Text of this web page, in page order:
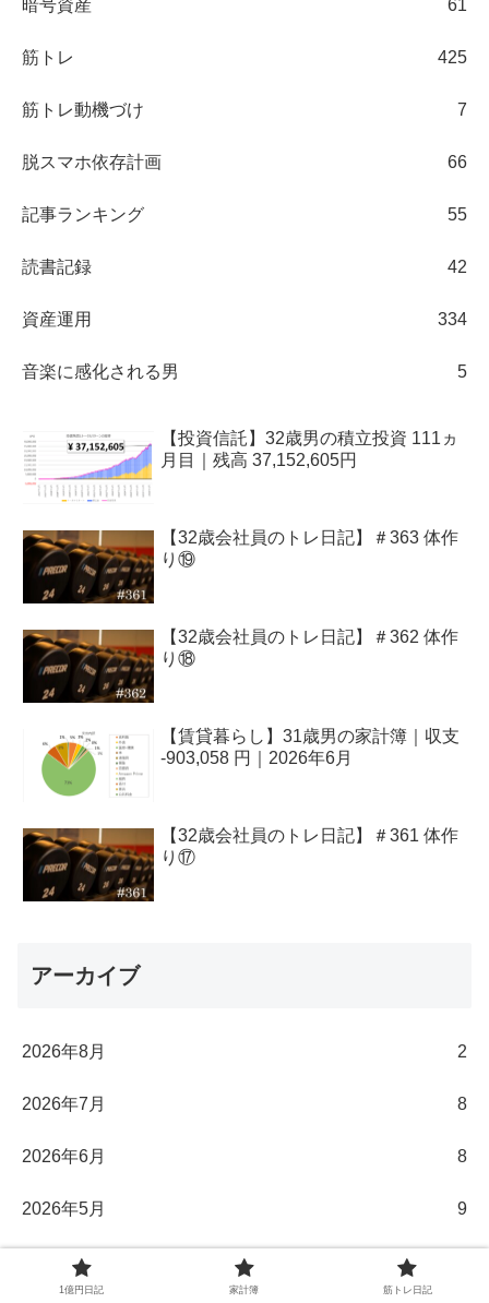
暗号資産 61
筋トレ 425
筋トレ動機づけ 7
脱スマホ依存計画 66
記事ランキング 55
読書記録 42
資産運用 334
音楽に感化される男 5
【投資信託】32歳男の積立投資 111ヵ
月目｜残高 37,152,605円
【32歳会社員のトレ日記】＃363 体作
り⑲
【32歳会社員のトレ日記】＃362 体作
り⑱
【賃貸暮らし】31歳男の家計簿｜収支
-903,058 円｜2026年6月
【32歳会社員のトレ日記】＃361 体作
り⑰
アーカイブ
2026年8月 2
2026年7月 8
2026年6月 8
2026年5月 9
2026年4月
1億円日記 家計簿 筋トレ日記